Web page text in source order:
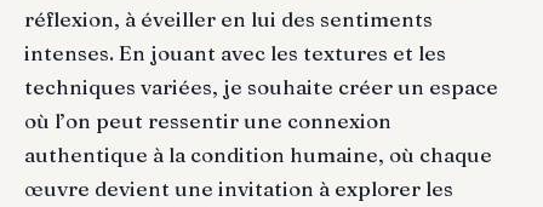
réflexion, à éveiller en lui des sentiments
intenses. En jouant avec les textures et les
techniques variées, je souhaite créer un espace
où l’on peut ressentir une connexion
authentique à la condition humaine, où chaque
œuvre devient une invitation à explorer les